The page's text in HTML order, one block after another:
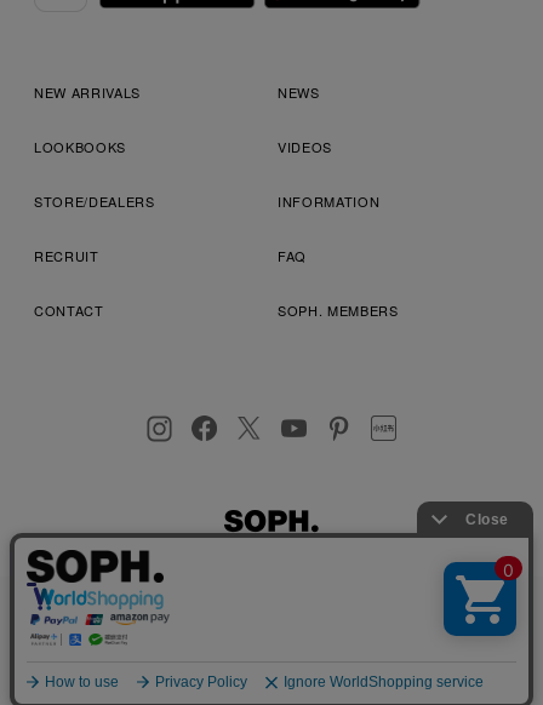
NEW ARRIVALS NEWS
LOOKBOOKS VIDEOS
STORE/DEALERS INFORMATION
RECRUIT FAQ
CONTACT SOPH. MEMBERS
プライバシーポリシー
店舗受取サービス
お客様により良いサービスを提供するため、cookie(クッキー)を
使用することがございます。 詳しくは
プライバシーポリシーを
ご確認ください。
OK